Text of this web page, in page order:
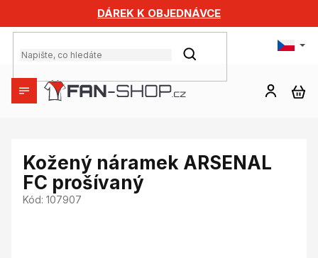
obsah
DÁREK K OBJEDNÁVCE
HLEDAT
Kožený náramek ARSENAL
FC prošívaný
Kód: 107907